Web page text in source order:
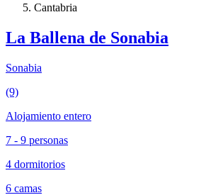
Cantabria
La Ballena de Sonabia
Sonabia
(9)
Alojamiento entero
7 - 9 personas
4 dormitorios
6 camas